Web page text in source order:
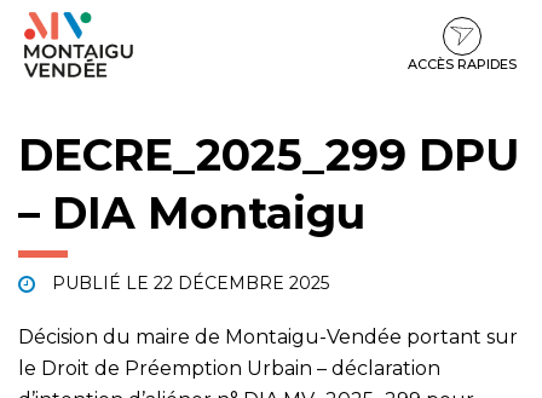
Gestion des traceurs
Aller
Aller
contenu
Aller
pied
ACCÈS RAPIDES
DECRE_2025_299 DPU
– DIA Montaigu
PUBLIÉ LE 22 DÉCEMBRE 2025
Décision du maire de Montaigu-Vendée portant sur
le Droit de Préemption Urbain – déclaration